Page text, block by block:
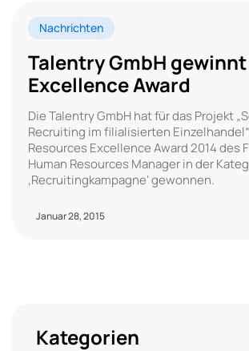
Nachrichten
Talentry GmbH gewinnt
Excellence Award
Die Talentry GmbH hat für das Projekt
Recruiting im filialisierten
Resources Excellence Award 2014 des
Human Resources Manager in der
‚Recruitingkampagne‘ gewonnen.
Januar 28, 2015
Kategorien